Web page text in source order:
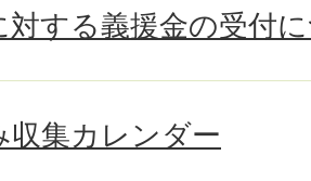
対する義援金の受付
収集カレンダー